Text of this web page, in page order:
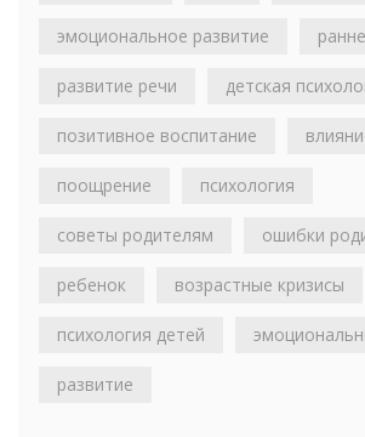
эмоциональное развитие
развитие речи детская
позитивное воспитание
поощрение психология
советы родителям ошибки
ребенок возрастные кризисы
психология детей
развитие